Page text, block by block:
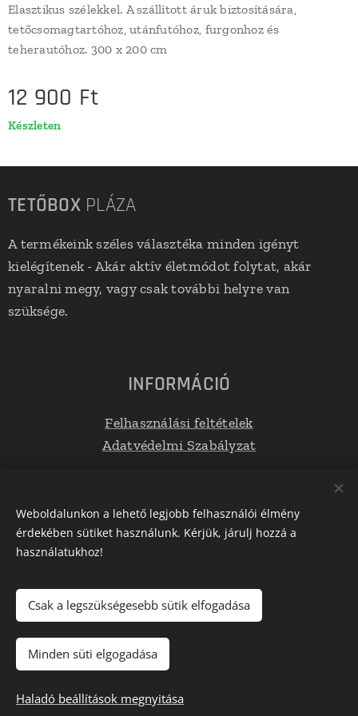
Elasztikus szélekkel. A szállított áruk biztosítására,
tetőcsomagtartóhoz, utánfutóhoz, furgonhoz és
teherautóhoz. 300 x 200 cm
12 900 Ft
Készleten
Kosárba
TETŐBOX PLÁZA
A termékeink széles választéka minden igényt
kielégítenek - Akár aktív életmódot folytat, akár
nyaralni megy, vagy csak további helyre van
szüksége.
INFORMÁCIÓ
Felhasználási feltételek
Adatvédelmi Szabályzat
Elérhetőségek
Az oldalt aWebnode
Weboldalunkon a lehető legjobb felhasználói élmény
érdekében sütiket használunk. Kérjük, járulj hozzá a
használatukhoz!
Csak a legszükségesebb sütik elfogadása
Minden süti elgogadása
Haladó beállítások megnyitása